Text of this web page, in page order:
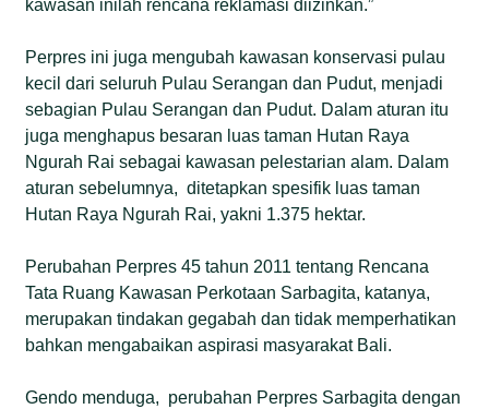
kawasan inilah rencana reklamasi diizinkan.”
Perpres ini juga mengubah kawasan konservasi pulau
kecil dari seluruh Pulau Serangan dan Pudut, menjadi
sebagian Pulau Serangan dan Pudut. Dalam aturan itu
juga menghapus besaran luas taman Hutan Raya
Ngurah Rai sebagai kawasan pelestarian alam. Dalam
aturan sebelumnya, ditetapkan spesifik luas taman
Hutan Raya Ngurah Rai, yakni 1.375 hektar.
Perubahan Perpres 45 tahun 2011 tentang Rencana
Tata Ruang Kawasan Perkotaan Sarbagita, katanya,
merupakan tindakan gegabah dan tidak memperhatikan
bahkan mengabaikan aspirasi masyarakat Bali.
Gendo menduga, perubahan Perpres Sarbagita dengan